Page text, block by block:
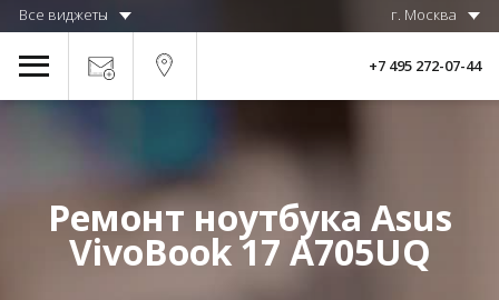
Все виджеты г. Москва
+7 495 272-07-44
Ремонт ноутбука Asus
VivoBook 17 A705UQ